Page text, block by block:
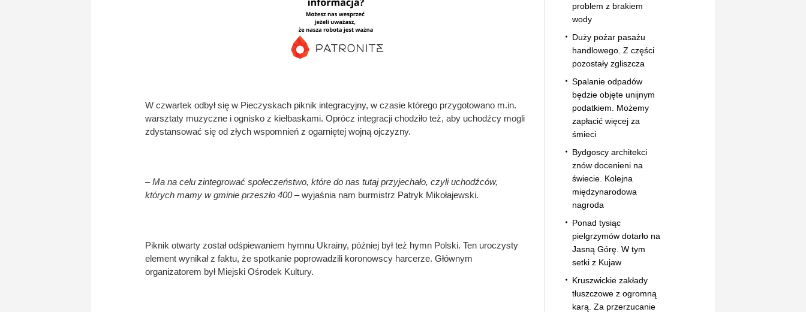
W czwartek odbył się w Pieczyskach piknik integracyjny, w czasie którego przygotowano m.in.
warsztaty muzyczne i ognisko z kiełbaskami. Oprócz integracji chodziło też, aby uchodźcy mogli
zdystansować się od złych wspomnień z ogarniętej wojną ojczyzny.
– Ma na celu zintegrować społeczeństwo, które do nas tutaj przyjechało, czyli uchodźców,
których mamy w gminie przeszło 400– wyjaśnia nam burmistrz Patryk Mikołajewski.
Piknik otwarty został odśpiewaniem hymnu Ukrainy, później był też hymn Polski. Ten uroczysty
element wynikał z faktu, że spotkanie poprowadzili koronowscy harcerze. Głównym
organizatorem był Miejski Ośrodek Kultury.
problem z brakiem
wody
Duży pożar pasażu
handlowego. Z części
pozostały zgliszcza
Spalanie odpadów
będzie objęte unijnym
podatkiem. Możemy
zapłacić więcej za
śmieci
Bydgoscy architekci
znów docenieni na
świecie. Kolejna
międzynarodowa
nagroda
Ponad tysiąc
pielgrzymów dotarło na
Jasną Górę. W tym
setki z Kujaw
Kruszwickie zakłady
tłuszczowe z ogromną
karą. Za przerzucanie